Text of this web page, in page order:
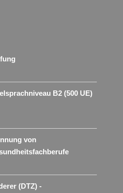
B2 (500 UE)
von
(DTZ) -